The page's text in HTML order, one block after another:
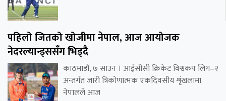
पहिलो जितको खोजीमा नेपाल, आज आयोजक
नेदरल्यान्ड्ससँग भिड्दै
काठमाडौं, ७ साउन । आईसीसी क्रिकेट विश्वकप लिग–२
अन्तर्गत जारी त्रिकोणात्मक एकदिवसीय शृंखलामा
नेपालले आज